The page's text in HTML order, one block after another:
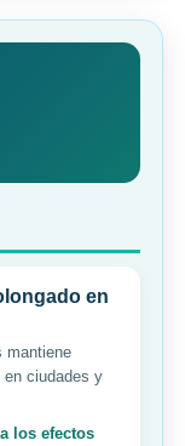
en
mantiene
ciudades y
los efectos